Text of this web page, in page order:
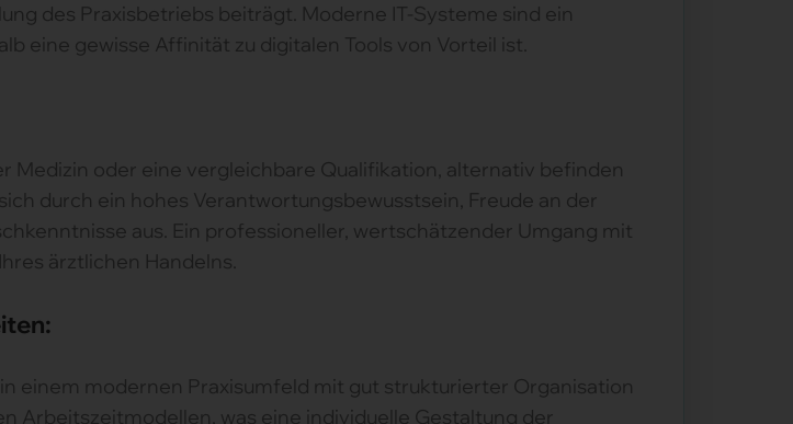
des Praxisbetriebs beiträgt. Moderne IT-Systeme sind ein
eine gewisse Affinität zu digitalen Tools von Vorteil ist.
Medizin oder eine vergleichbare Qualifikation, alternativ befinden
durch ein hohes Verantwortungsbewusstsein, Freude an der
aus. Ein professioneller, wertschätzender Umgang mit
ärztlichen Handelns.
einem modernen Praxisumfeld mit gut strukturierter Organisation
Arbeitszeitmodellen, was eine individuelle Gestaltung der